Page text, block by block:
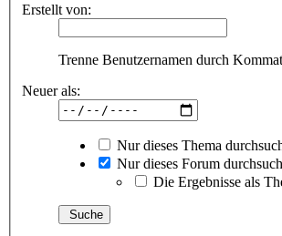
Erstellt von:
Trenne Benutzernamen durch
Neuer als:
Nur dieses Thema
Nur dieses Forum
Die Ergebnisse als